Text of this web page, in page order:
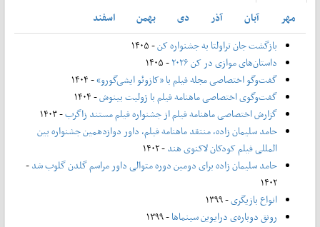
مهر
آبان آذر دی بهمن
اسفند
بازگشت جان تراولتا به جشنواره کن- ۱۴۰۵
داستان‌های موازی در کن ۲۰۲۶
- ۱۴۰۵
گفت‌وگو اختصاصی مجله فیلم با «کازوئو ایشی‌گورو»- ۱۴۰۴
گفت‌وگوی اختصاصی ماهنامه فیلم با ژولیت بینوش- ۱۴۰۴
گزارش اختصاصی ماهنامه فیلم از جشنواره فیلم مستند زاگرب- ۱۴۰۳
حامد سلیمان زاده، منتقد ماهنامه فیلم، داور دوازدهمین جشنواره بین
المللی فیلم کودکان لاکنوی هند- ۱۴۰۲
حامد سلیمان زاده برای دومین دوره متوالی داور مراسم گلدن گلوب شد-
۱۴۰۲
انواع بازیگری- ۱۳۹۹
رونق دوباره‌ی درایوین سینماها- ۱۳۹۹